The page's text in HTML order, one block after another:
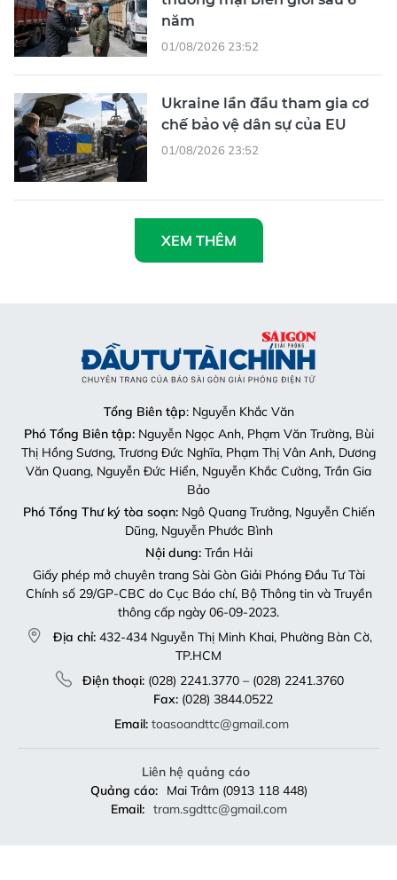
năm
01/08/2026 23:52
Ukraine lần đầu tham gia cơ
chế bảo vệ dân sự của EU
01/08/2026 23:52
XEM THÊM
Tổng Biên tập: Nguyễn Khắc Văn
Phó Tổng Biên tập:Nguyễn Ngọc Anh, Phạm Văn Trường, Bùi
Thị Hồng Sương, Trương Đức Nghĩa, Phạm Thị Vân Anh, Dương
Văn Quang, Nguyễn Đức Hiển, Nguyễn Khắc Cường, Trần Gia
Bảo
Phó Tổng Thư ký tòa soạn:Ngô Quang Trưởng, Nguyễn Chiến
Dũng, Nguyễn Phước Bình
Nội dung:Trần Hải
Giấy phép mở chuyên trang Sài Gòn Giải Phóng Đầu Tư Tài
Chính số 29/GP-CBC do Cục Báo chí, Bộ Thông tin và Truyền
thông cấp ngày 06-09-2023.
Địa chỉ: 432-434 Nguyễn Thị Minh Khai, Phường Bàn Cờ,
TP.HCM
Điện thoại:(028) 2241.3770 – (028) 2241.3760
Fax:(028) 3844.0522
Email: toasoandttc@gmail.com
Liên hệ quảng cáo
Quảng cáo:
Mai Trâm (0913 118 448)
Email: tram.sgdttc@gmail.com